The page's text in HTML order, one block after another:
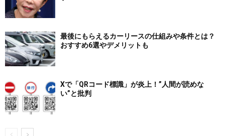
最後にもらえるカーリースの仕組みや条件とは？
おすすめ6選やデメリットも
Xで「QRコード標識」が炎上！”人間が読めな
い”と批判